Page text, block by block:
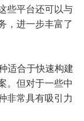
些平台还可以与
，进一步丰富了
适合于快速构建
。但对于一些中
非常具有吸引力